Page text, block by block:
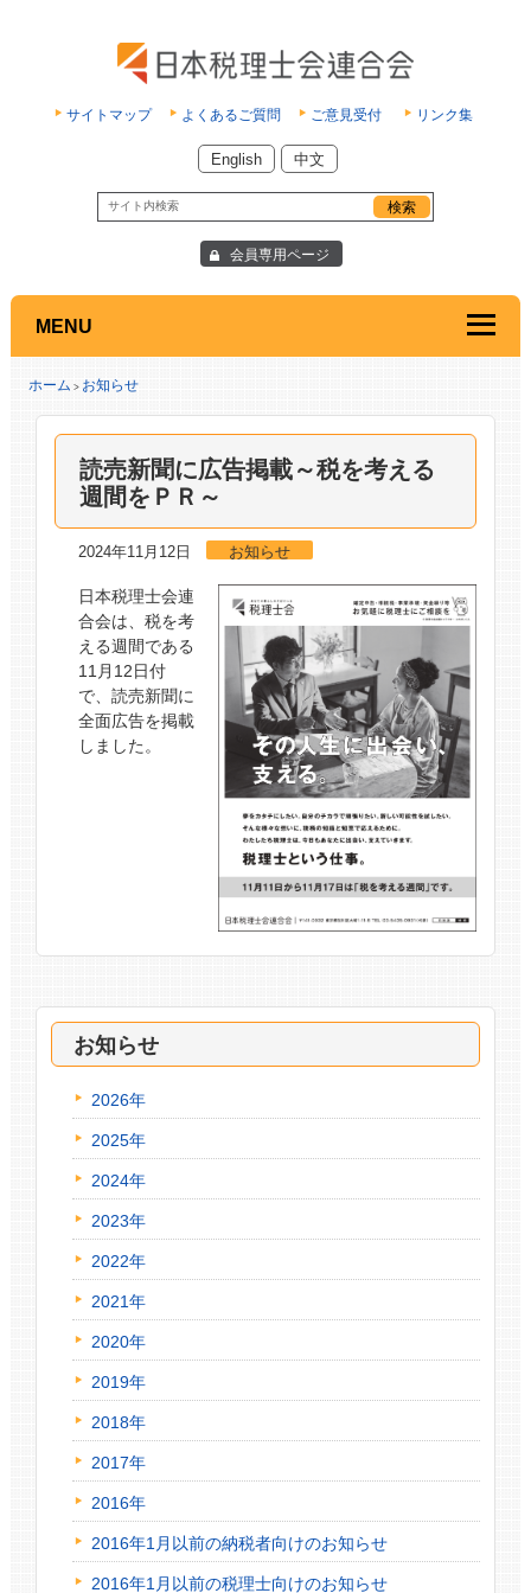
サイトマップ よくあるご質問 ご意見受付 リンク集
English 中文
会員専用ページ
MENU
ホーム > お知らせ
読売新聞に広告掲載～税を考える
週間をＰＲ～
2024年11月12日 お知らせ
日本税理士会連
合会は、税を考
える週間である
11月12日付
で、読売新聞に
全面広告を掲載
しました。
お知らせ
2026年
2025年
2024年
2023年
2022年
2021年
2020年
2019年
2018年
2017年
2016年
2016年1月以前の納税者向けのお知らせ
2016年1月以前の税理士向けのお知らせ